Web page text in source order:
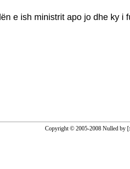
e ish ministrit apo jo dhe ky i
Copyright © 2005-2008 Nulled by